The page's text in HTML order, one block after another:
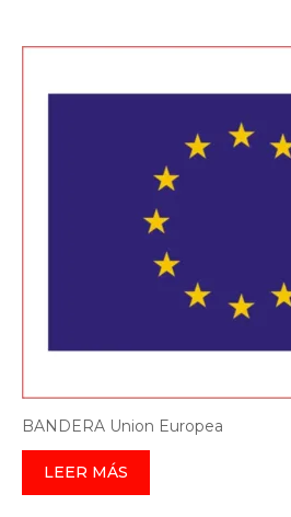
BANDERA Union Europea
LEER MÁS